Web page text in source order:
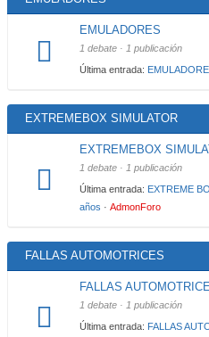
EMULADORES
1 debate · 1 publicación
Última entrada:
EXTREMEBOX SIMULATOR
EXTREMEBOX
1 debate · 1 publicación
Última entrada: EXTREME
años · AdmonForo
FALLAS AUTOMOTRICES
FALLAS
1 debate · 1 publicación
Última entrada: FALLAS